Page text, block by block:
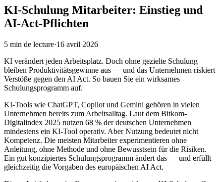
KI-Schulung Mitarbeiter: Einstieg und
AI-Act-Pflichten
5 min de lecture·16 avril 2026
KI verändert jeden Arbeitsplatz. Doch ohne gezielte Schulung
bleiben Produktivitätsgewinne aus — und das Unternehmen riskiert
Verstöße gegen den AI Act. So bauen Sie ein wirksames
Schulungsprogramm auf.
KI-Tools wie ChatGPT, Copilot und Gemini gehören in vielen
Unternehmen bereits zum Arbeitsalltag. Laut dem Bitkom-
Digitalindex 2025 nutzen 68 % der deutschen Unternehmen
mindestens ein KI-Tool operativ. Aber Nutzung bedeutet nicht
Kompetenz. Die meisten Mitarbeiter experimentieren ohne
Anleitung, ohne Methode und ohne Bewusstsein für die Risiken.
Ein gut konzipiertes Schulungsprogramm ändert das — und erfüllt
gleichzeitig die Vorgaben des europäischen AI Act.